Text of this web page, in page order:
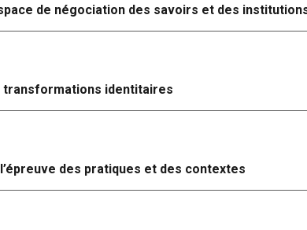
de négociation des savoirs et des
identitaires
des pratiques et des contextes